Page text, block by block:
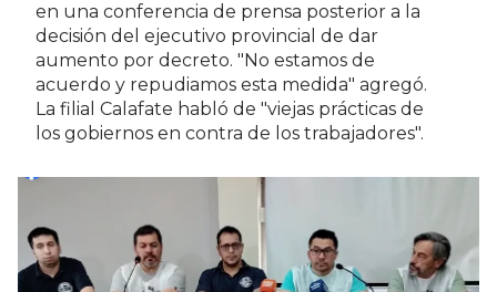
en una conferencia de prensa posterior a la
decisión del ejecutivo provincial de dar
aumento por decreto. "No estamos de
acuerdo y repudiamos esta medida" agregó.
La filial Calafate habló de "viejas prácticas de
los gobiernos en contra de los trabajadores".